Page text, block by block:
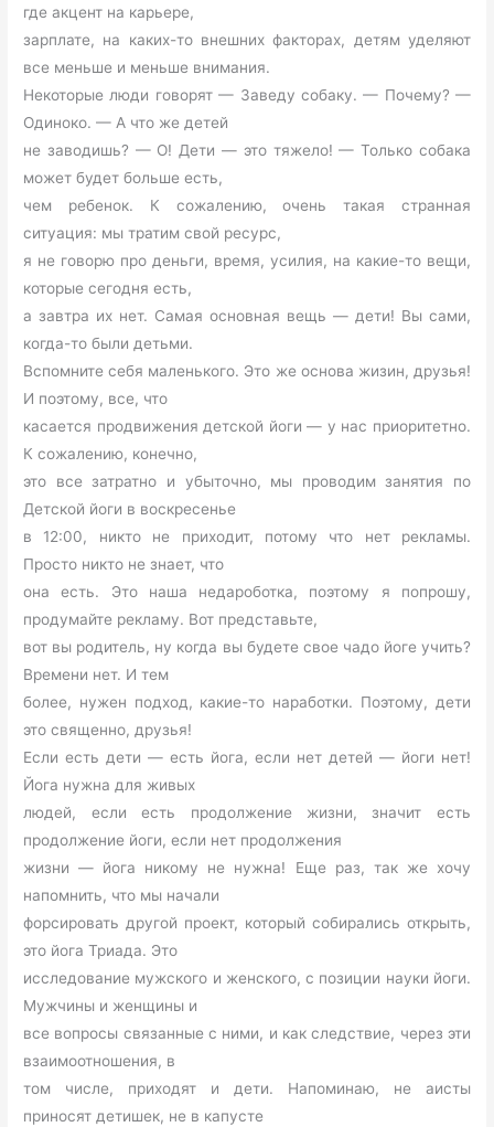
где акцент на карьере,
зарплате, на каких-то внешних факторах, детям уделяют
все меньше и меньше внимания.
Некоторые люди говорят — Заведу собаку. — Почему? —
Одиноко. — А что же детей
не заводишь? — О! Дети — это тяжело! — Только собака
может будет больше есть,
чем ребенок. К сожалению, очень такая странная
ситуация: мы тратим свой ресурс,
я не говорю про деньги, время, усилия, на какие-то вещи,
которые сегодня есть,
а завтра их нет. Самая основная вещь — дети! Вы сами,
когда-то были детьми.
Вспомните себя маленького. Это же основа жизин, друзья!
И поэтому, все, что
касается продвижения детской йоги — у нас приоритетно.
К сожалению, конечно,
это все затратно и убыточно, мы проводим занятия по
Детской йоги в воскресенье
в 12:00, никто не приходит, потому что нет рекламы.
Просто никто не знает, что
она есть. Это наша недароботка, поэтому я попрошу,
продумайте рекламу. Вот представьте,
вот вы родитель, ну когда вы будете свое чадо йоге учить?
Времени нет. И тем
более, нужен подход, какие-то наработки. Поэтому, дети
это священно, друзья!
Если есть дети — есть йога, если нет детей — йоги нет!
Йога нужна для живых
людей, если есть продолжение жизни, значит есть
продолжение йоги, если нет продолжения
жизни — йога никому не нужна! Еще раз, так же хочу
напомнить, что мы начали
форсировать другой проект, который собирались открыть,
это йога Триада. Это
исследование мужского и женского, с позиции науки йоги.
Мужчины и женщины и
все вопросы связанные с ними, и как следствие, через эти
взаимоотношения, в
том числе, приходят и дети. Напоминаю, не аисты
приносят детишек, не в капусте